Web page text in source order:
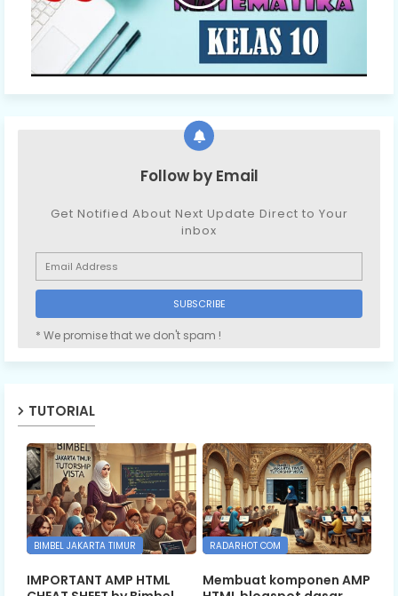
Follow by Email
Get Notified About Next Update Direct to Your
inbox
* We promise that we don't spam !
TUTORIAL
BIMBEL JAKARTA TIMUR
IMPORTANT AMP HTML
RADARHOT COM
Membuat komponen AMP